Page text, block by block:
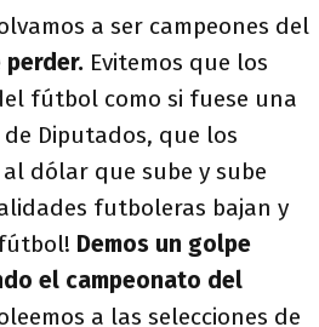
a ser campeones del
perder. Evitemos que los
fútbol como si fuese una
Diputados, que los
dólar que sube y sube
futboleras bajan y
Demos un golpe
el campeonato del
a las selecciones de